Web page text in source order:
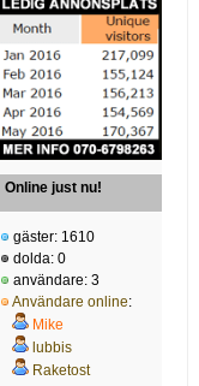
Online just nu!
gäster: 1610
dolda: 0
användare: 3
Användare online:
Mike
lubbis
Raketost